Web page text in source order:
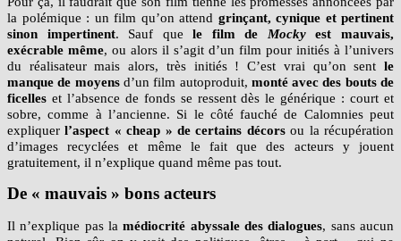
Pour ça, il faudrait que son film tienne les promesses annoncées par
la polémique : un film qu’on attend grinçant, cynique et pertinent
sinon impertinent. Sauf quele film de Mocky est mauvais,
exécrable même, ou alors il s’agit d’un film pour initiés à l’univers
du réalisateur mais alors, très initiés ! C’est vrai qu’on sent le
manque de moyensd’un film autoproduit, monté avec des bouts de
ficelles et l’absence de fonds se ressent dès le générique : court et
sobre, comme à l’ancienne. Si le côté fauché de Calomnies peut
expliquerl’aspect « cheap » de certains décorsou la récupération
d’images recyclées et même le fait que des acteurs y jouent
gratuitement, il n’explique quand même pas tout.
De « mauvais » bons acteurs
Il n’explique pas lamédiocrité abyssale des dialogues, sans aucun